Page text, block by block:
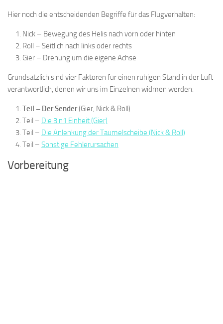
Hier noch die entscheidenden Begriffe für das Flugverhalten:
Nick – Bewegung des Helis nach vorn oder hinten
Roll – Seitlich nach links oder rechts
Gier – Drehung um die eigene Achse
Grundsätzlich sind vier Faktoren für einen ruhigen Stand in der Luft
verantwortlich, denen wir uns im Einzelnen widmen werden:
Teil – Der Sender(Gier, Nick & Roll)
Teil – Die 3in1 Einheit (Gier)
Teil – Die Anlenkung der Taumelscheibe (Nick & Roll)
Teil – Sonstige Fehlerursachen
Vorbereitung